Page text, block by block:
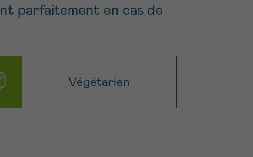
parfaitement en cas de
Végétarien